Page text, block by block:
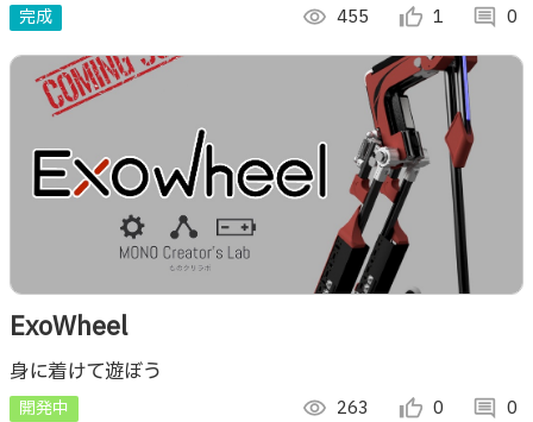
完成 visibility 455 thumb_up_alt 1 comment 0
ExoWheel
身に着けて遊ぼう
開発中 visibility 263 thumb_up_alt 0 comment 0